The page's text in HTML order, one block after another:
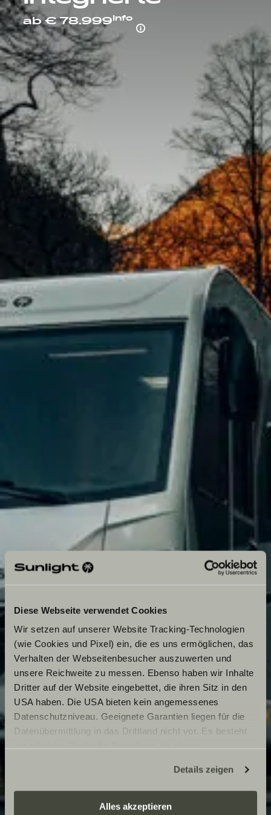
Diese Webseite verwendet Cookies
Wir setzen auf unserer Website Tracking-Technologien
(wie Cookies und Pixel) ein, die es uns ermöglichen, das
Verhalten der Webseitenbesucher auszuwerten und
unsere Reichweite zu messen. Ebenso haben wir Inhalte
Dritter auf der Website eingebettet, die ihren Sitz in den
USA haben. Die USA bieten kein angemessenes
Datenschutzniveau. Geeignete Garantien liegen für die
Datenübermittlung in das Drittland nicht vor. Es besteht
zustehen. Eingesetzte Dienstleister können Daten für
eigene Zwecke verarbeiten und mit anderen Daten
zusammenführen. Weitere Informationen finden Sie hier:
Details zeigen
Alles akzeptieren
Explore
Service
ab € 78.999Info